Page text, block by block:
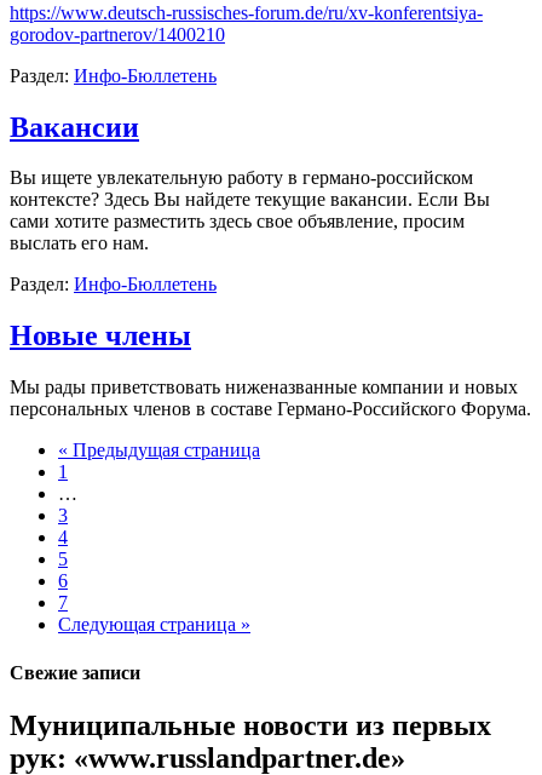
https://www.deutsch-russisches-forum.de/ru/xv-konferentsiya-
gorodov-partnerov/1400210
Раздел: Инфо-Бюллетень
Вакансии
Вы ищете увлекательную работу в германо-российском
контексте? Здесь Вы найдете текущие вакансии. Если Вы
сами хотите разместить здесь свое объявление, просим
выслать его нам.
Раздел: Инфо-Бюллетень
Новые члены
Мы рады приветствовать ниженазванные компании и новых
персональных членов в составе Германо-Российского Форума.
« Предыдущая страница
1
…
3
4
5
6
7
Следующая страница »
Свежие записи
Муниципальные новости из первых
рук: «www.russlandpartner.de»